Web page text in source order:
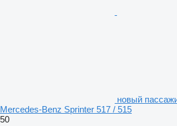
новый
Mercedes-Benz Sprinter 517 / 515
50